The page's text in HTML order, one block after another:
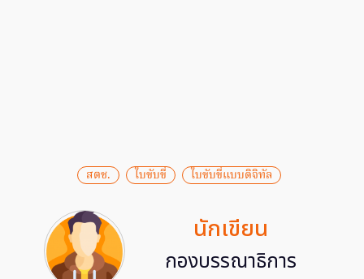
สตช. ใบขับขี่ ใบขับขี่แบบดิจิทัล
นักเขียน
กองบรรณาธิการ